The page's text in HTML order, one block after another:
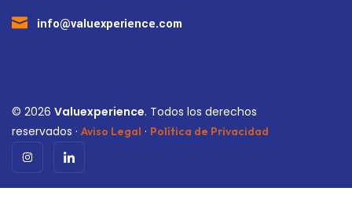
info@valuexperience.com
© 2026 Valuexperience. Todos los derechos
reservados · Aviso Legal · Política de Privacidad